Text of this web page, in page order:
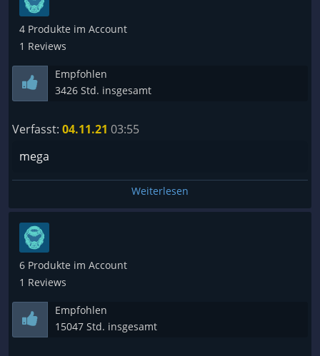
4 Produkte im Account
1 Reviews
Empfohlen
3426 Std. insgesamt
Verfasst: 04.11.21 03:55
mega
Weiterlesen
6 Produkte im Account
1 Reviews
Empfohlen
15047 Std. insgesamt